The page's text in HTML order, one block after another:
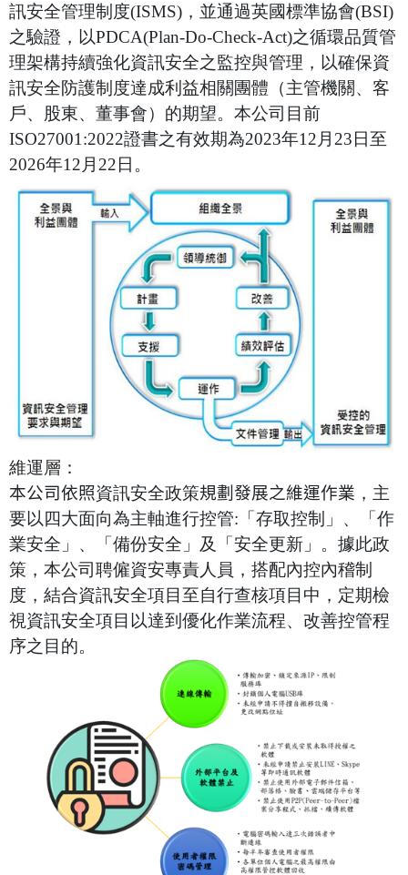
訊安全管理制度(ISMS)，並通過英國標準協會(BSI)
之驗證，以PDCA(Plan-Do-Check-Act)之循環品質管
理架構持續強化資訊安全之監控與管理， 以確保資
訊安全防護制度達成利益相關團體（主管機關、客
戶、股東、董事會）的期望。本公司目前
ISO27001:2022證書之有效期為2023年12月23日至
2026年12月22日。
維運層：
本公司依照資訊安全政策規劃發展之維運作業 ，主
要以四大面向為主軸進行控管:「存取控制」、「作
業安全」、「備份安全」及「安全更新」。據此政
策，本公司聘僱資安專責人員，搭配內控內稽制
度，結合資訊安全項目至自行查核項目中，定期檢
視資訊安全項目以達到優化作業流程、改善控管程
序之目的。